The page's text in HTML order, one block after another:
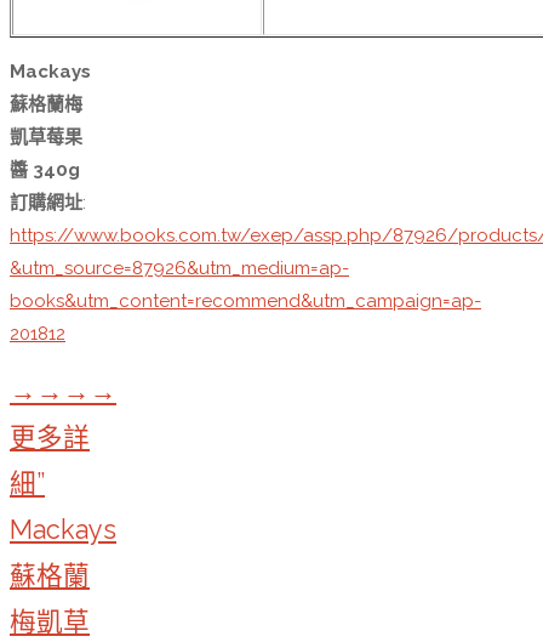
Mackays
蘇格蘭梅
凱草莓果
醬 340g
訂購網址:
https://www.books.com.tw/exep/assp.php/87926/products/
&utm_source=87926&utm_medium=ap-
books&utm_content=recommend&utm_campaign=ap-
201812
→→→→
更多詳
細”
Mackays
蘇格蘭
梅凱草